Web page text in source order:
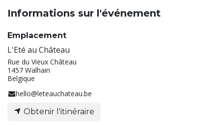
Informations sur l'événement
Emplacement
L'Eté au Château
Rue du Vieux Château
1457 Walhain
Belgique
hello@leteauchateau.be
Obtenir l'itinéraire